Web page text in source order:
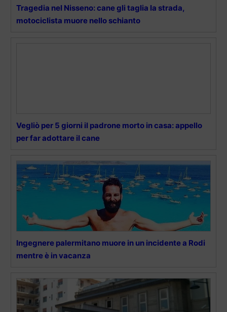
Tragedia nel Nisseno: cane gli taglia la strada,
motociclista muore nello schianto
Vegliò per 5 giorni il padrone morto in casa: appello
per far adottare il cane
Ingegnere palermitano muore in un incidente a Rodi
mentre è in vacanza